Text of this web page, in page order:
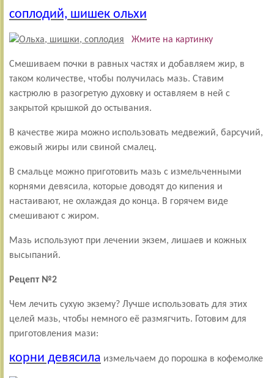
соплодий, шишек ольхи
Жмите на картинку
Смешиваем почки в равных частях и добавляем жир, в
таком количестве, чтобы получилась мазь. Ставим
кастрюлю в разогретую духовку и оставляем в ней с
закрытой крышкой до остывания.
В качестве жира можно использовать медвежий, барсучий,
ежовый жиры или свиной смалец.
В смальце можно приготовить мазь с измельченными
корнями девясила, которые доводят до кипения и
настаивают, не охлаждая до конца. В горячем виде
смешивают с жиром.
Мазь используют при лечении экзем, лишаев и кожных
высыпаний.
Рецепт №2
Чем лечить сухую экзему? Лучше использовать для этих
целей мазь, чтобы немного её размягчить. Готовим для
приготовления мази:
корни девясила измельчаем до порошка в кофемолке